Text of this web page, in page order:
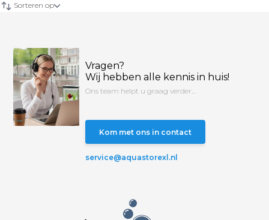
Sorteren op
Vragen?
Wij hebben alle kennis in huis!
Ons team helpt u graag verder...
Kom met ons in contact
service@aquastorexl.nl